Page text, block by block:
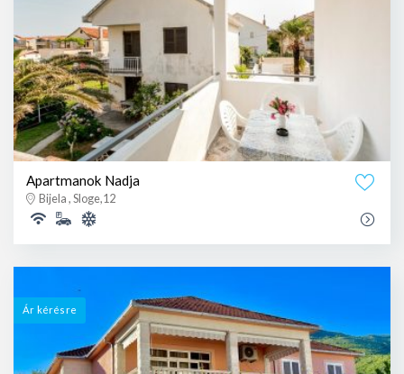
Apartmanok Nadja
Bijela , Sloge,12
Ár kérésre